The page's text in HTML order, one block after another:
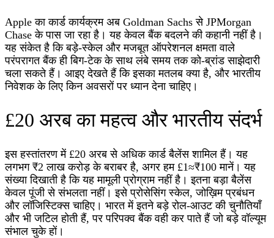
Apple का कार्ड कार्यक्रम अब Goldman Sachs से JPMorgan
Chase के पास जा रहा है। यह केवल बैंक बदलने की कहानी नहीं है।
यह संकेत है कि बड़े‑स्केल और मजबूत ऑपरेशनल क्षमता वाले
परंपरागत बैंक ही बिग‑टेक के साथ लंबे समय तक को‑ब्रांड साझेदारी
चला सकते हैं। आइए देखते हैं कि इसका मतलब क्या है, और भारतीय
निवेशक के लिए किन अवसरों पर ध्यान देना चाहिए।
£20 अरब का महत्व और भारतीय संदर्भ
इस हस्तांतरण में £20 अरब से अधिक कार्ड बैलेंस शामिल हैं। यह
लगभग ₹2 लाख करोड़ के बराबर है, अगर हम £1≈₹100 मानें। यह
संख्या दिखाती है कि यह मामूली प्रोग्राम नहीं है। इतना बड़ा बैलेंस
केवल पूंजी से संभलता नहीं। इसे प्रोसेसिंग स्केल, जोख़िम प्रबंधन
और लॉजिस्टिक्स चाहिए। भारत में इतने बड़े रोल‑आउट की चुनौतियाँ
और भी जटिल होती हैं, पर परिपक्व बैंक वही कर पाते हैं जो बड़े वॉल्यूम
संभाल चुके हों।